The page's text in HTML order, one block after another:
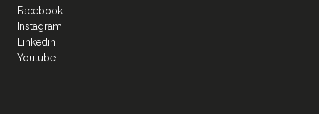
Facebook
Instagram
Linkedin
Youtube